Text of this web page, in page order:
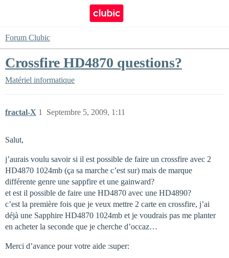
Forum Clubic
Crossfire HD4870 questions?
Matériel informatique
fractal-X Septembre 5, 2009, 1:11
1
Salut,
j’aurais voulu savoir si il est possible de faire un crossfire avec 2
HD4870 1024mb (ça sa marche c’est sur) mais de marque
différente genre une sappfire et une gainward?
et est il possible de faire une HD4870 avec une HD4890?
c’est la première fois que je veux mettre 2 carte en crossfire, j’ai
déjà une Sapphire HD4870 1024mb et je voudrais pas me planter
en acheter la seconde que je cherche d’occaz…
Merci d’avance pour votre aide :super: